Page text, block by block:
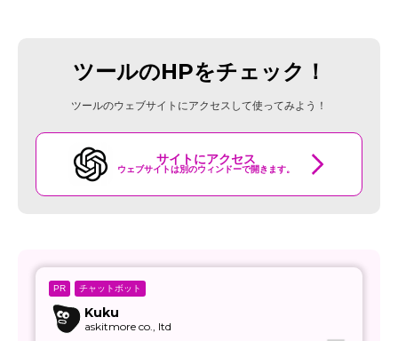
ツールのHPをチェック！
ツールのウェブサイトにアクセスして使ってみよう！
サイトにアクセス
ウェブサイトは別のウィンドーで開きます。
PR チャットボット
Kuku
askitmore co., ltd